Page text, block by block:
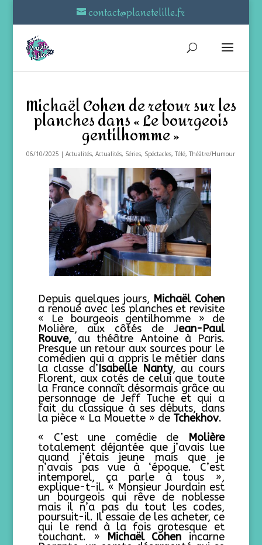
contact@planetelille.fr
Michaël Cohen de retour sur les
planches dans « Le bourgeois
gentilhomme »
06/10/2025 |Actualités,Actualités, Séries, Spéctacles,Télé,Théâtre/Humour
Depuis quelques jours, Michaël Cohen
a renoué avec les planches et revisite
« Le bourgeois gentilhomme » de
Molière, aux côtés de Jean-Paul
Rouve, au théâtre Antoine à Paris.
Presque un retour aux sources pour le
comédien qui a appris le métier dans
la classe d’Isabelle Nanty, au cours
Florent, aux cotés de celui que toute
la France connaît désormais grâce au
personnage de Jeff Tuche et qui a
fait du classique à ses débuts, dans
la pièce « La Mouette » de Tchekhov.
« C’est une comédie de
Molière
totalement déjantée que j’avais lue
quand j’étais jeune mais que je
n’avais pas vue à ‘époque. C’est
intemporel, ça parle à tous »,
explique-t-il. « Monsieur Jourdain est
un bourgeois qui rêve de noblesse
mais il n’a pas du tout les codes,
poursuit-il. Il essaie de les acheter, ce
qui le rend à la fois grotesque et
touchant. » Michaël Cohen incarne